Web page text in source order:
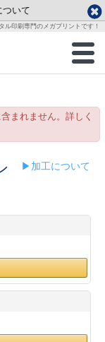
ついて
ル印刷専門のメガプリントです！
まれません。詳しく
▶加工について